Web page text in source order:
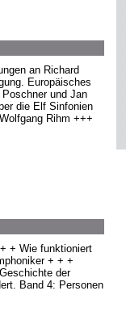
an Richard
Europäisches
und Jan
die Elf Sinfonien
Rihm +++
+ Wie funktioniert
+ + +
der
Band 4: Personen